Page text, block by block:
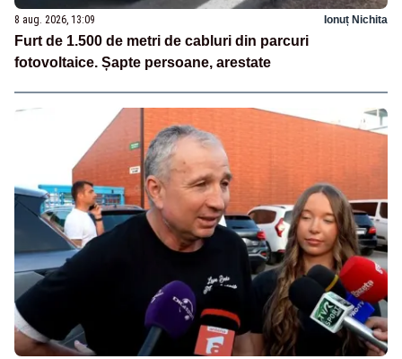
8 aug. 2026, 13:09 Ionuț Nichita
Furt de 1.500 de metri de cabluri din parcuri
fotovoltaice. Șapte persoane, arestate